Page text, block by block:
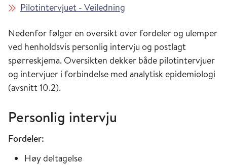
Pilotintervjuet - Veiledning
Nedenfor følger en oversikt over fordeler og ulemper
ved henholdsvis personlig intervju og postlagt
spørreskjema. Oversikten dekker både pilotintervjuer
og intervjuer i forbindelse med analytisk epidemiologi
(avsnitt 10.2).
Personlig intervju
Fordeler:
Høy deltagelse